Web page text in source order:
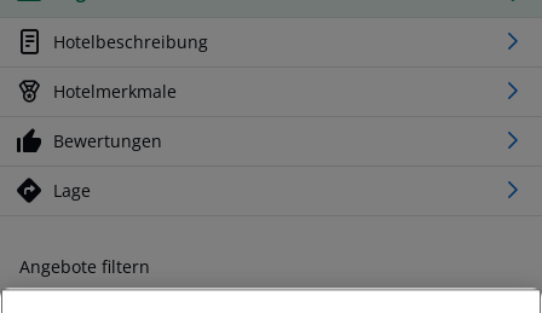
Hotelbeschreibung
Hotelmerkmale
Bewertungen
Lage
Angebote filtern
Ändern Sie Ihre Kriterien nach Ihren Wünschen